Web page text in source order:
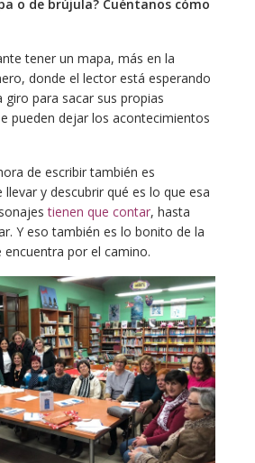
o de brújula? Cuéntanos cómo
tener un mapa, más en la
donde el lector está esperando
giro para sacar sus propias
pueden dejar los acontecimientos
de escribir también es
y descubrir qué es lo que esa
tienen que contar, hasta
Y eso también es lo bonito de la
por el camino.